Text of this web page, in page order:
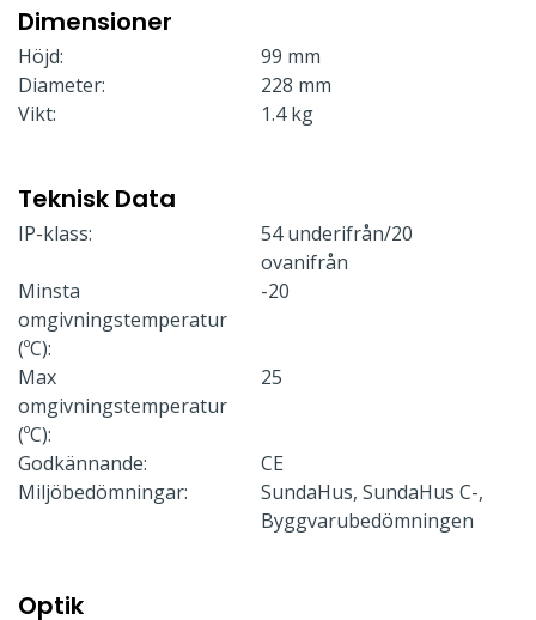
Dimensioner
Höjd:
99 mm
Diameter:
228 mm
Vikt:
1.4 kg
Teknisk Data
IP-klass:
54 underifrån/20
ovanifrån
Minsta
omgivningstemperatur
(ºC):
-20
Max
omgivningstemperatur
(ºC):
25
Godkännande:
CE
Miljöbedömningar:
SundaHus, SundaHus C-,
Byggvarubedömningen
Optik